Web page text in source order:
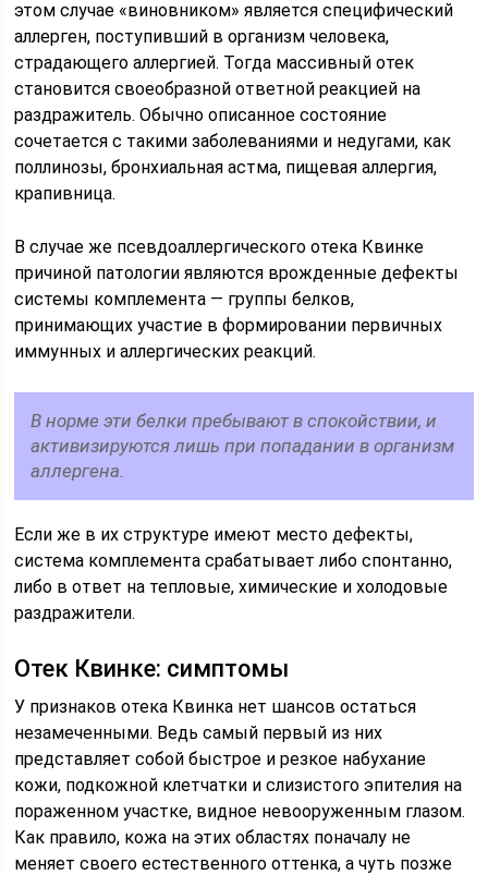
этом случае «виновником» является специфический
аллерген, поступивший в организм человека,
страдающего аллергией. Тогда массивный отек
становится своеобразной ответной реакцией на
раздражитель. Обычно описанное состояние
сочетается с такими заболеваниями и недугами, как
поллинозы, бронхиальная астма, пищевая аллергия,
крапивница.
В случае же псевдоаллергического отека Квинке
причиной патологии являются врожденные дефекты
системы комплемента — группы белков,
принимающих участие в формировании первичных
иммунных и аллергических реакций.
В норме эти белки пребывают в спокойствии, и
активизируются лишь при попадании в организм
аллергена.
Если же в их структуре имеют место дефекты,
система комплемента срабатывает либо спонтанно,
либо в ответ на тепловые, химические и холодовые
раздражители.
Отек Квинке: симптомы
У признаков отека Квинка нет шансов остаться
незамеченными. Ведь самый первый из них
представляет собой быстрое и резкое набухание
кожи, подкожной клетчатки и слизистого эпителия на
пораженном участке, видное невооруженным глазом.
Как правило, кожа на этих областях поначалу не
меняет своего естественного оттенка, а чуть позже